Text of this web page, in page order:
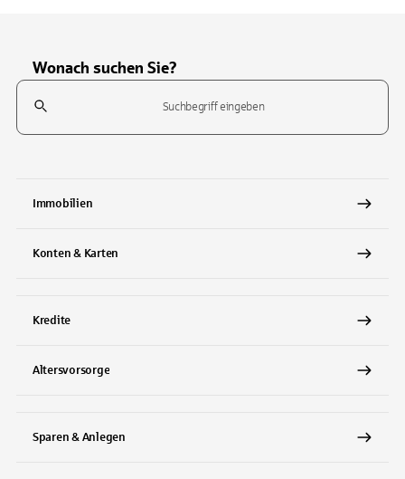
Wonach suchen Sie?
Suchfeld
Immobilien
Konten & Karten
Kredite
Altersvorsorge
Sparen & Anlegen